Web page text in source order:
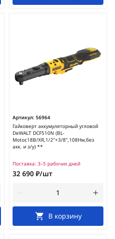
Артикул: 56964
Гайковерт аккумуляторный угловой
DeWALT DCF510N (BL-
Motor,18В/XR,1/2"+3/8",108Нм,без
акк. и з/у) **
Поставка: 3–5 рабочих дней
32 690 ₽/шт
В корзину